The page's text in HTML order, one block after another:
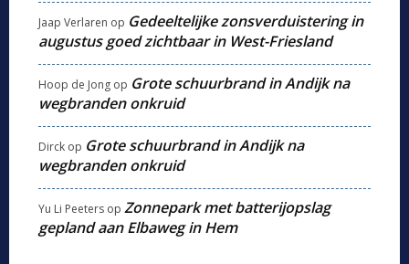
Jaap Verlaren op Gedeeltelijke zonsverduistering in
augustus goed zichtbaar in West-Friesland
Hoop de Jong op Grote schuurbrand in Andijk na
wegbranden onkruid
Dirck op Grote schuurbrand in Andijk na
wegbranden onkruid
Yu Li Peeters op Zonnepark met batterijopslag
gepland aan Elbaweg in Hem